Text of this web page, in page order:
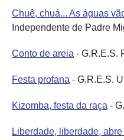
Chuê, chuá... As águas
Independente de Padre
Conto de areia - G.R.E.S.
Festa profana - G.R.E.S.
Kizomba, festa da raça -
Liberdade, liberdade,